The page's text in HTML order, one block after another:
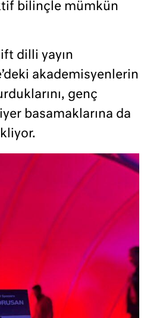
bilinçle mümkün
dilli yayın
akademisyenlerin
genç
basamaklarına da